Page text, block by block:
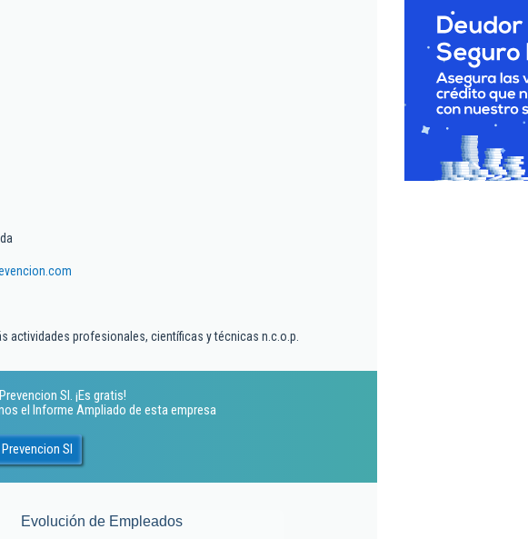
actividades profesionales, científicas y técnicas n.c.o.p.
Sl. ¡Es gratis!
el Informe Ampliado de esta empresa
Sl
Evolución de Empleados